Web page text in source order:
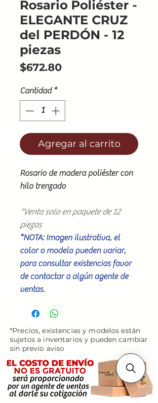
Rosario Poliéster -
ELEGANTE CRUZ
del PERDÓN - 12
piezas
$672.80Precio
Cantidad *
Agregar al carrito
Rosario de madera poliéster con
hilo trenzado
*Venta solo en paquete de 12
piezas
*NOTA: Imagen ilustrativa, el
color o modelo pueden variar,
para consultar existencias favor
de contactar a algún agente de
ventas.
*Precios, existencias y modelos están
sujetos a inventarios y pueden cambiar
sin previo aviso